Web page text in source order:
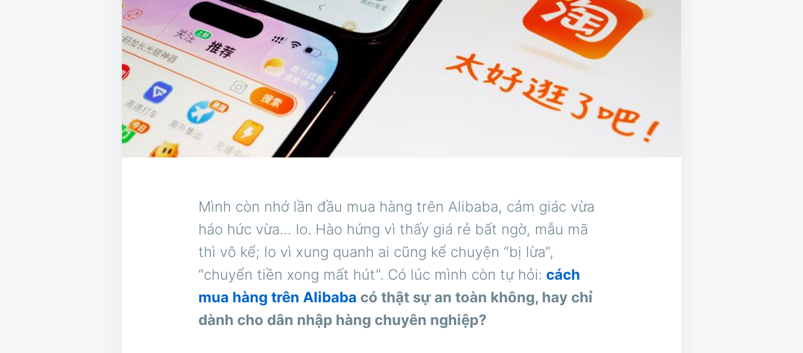
Mình còn nhớ lần đầu mua hàng trên Alibaba, cảm giác vừa
háo hức vừa… lo. Hào hứng vì thấy giá rẻ bất ngờ, mẫu mã
thì vô kể; lo vì xung quanh ai cũng kể chuyện “bị lừa”,
“chuyển tiền xong mất hút”. Có lúc mình còn tự hỏi: cách
mua hàng trên Alibaba có thật sự an toàn không, hay chỉ
dành cho dân nhập hàng chuyên nghiệp?